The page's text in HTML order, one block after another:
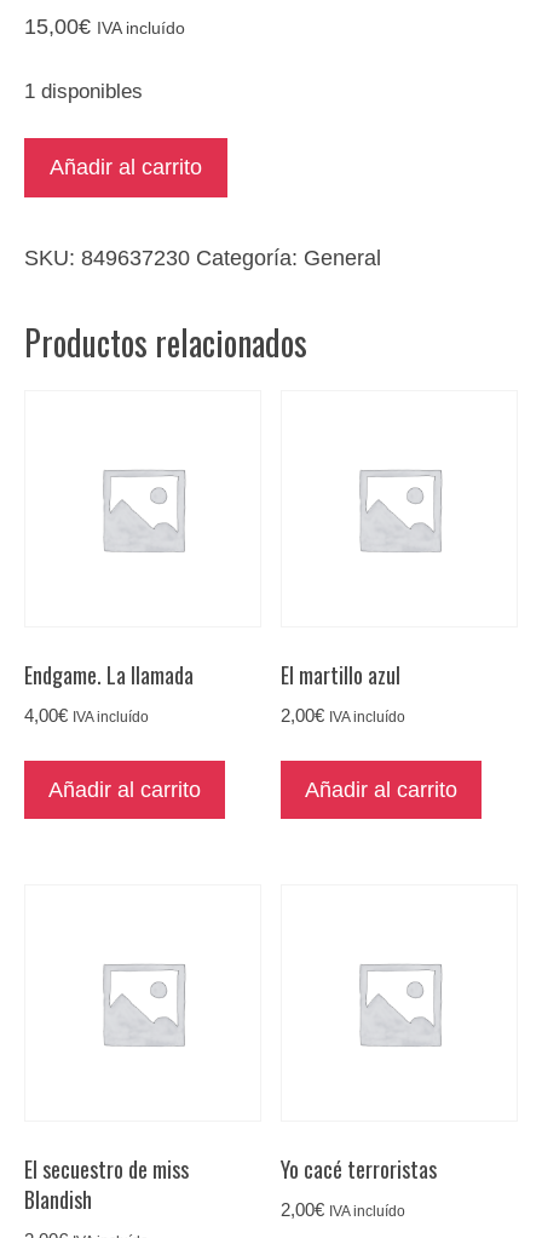
15,00€ IVA incluído
1 disponibles
Bolumar.
identidad
color
cantidad
Añadir al carrito
SKU: 849637230 Categoría: General
Productos relacionados
Endgame. La llamada
4,00€ IVA incluído
Añadir al carrito
El martillo azul
2,00€ IVA incluído
Añadir al carrito
El secuestro de miss
Blandish
Yo cacé terroristas
2,00€ IVA incluído